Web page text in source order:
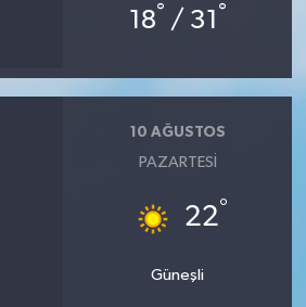
18° / 31 °
10 AĞUSTOS
PAZARTESI
22°
Güneşli